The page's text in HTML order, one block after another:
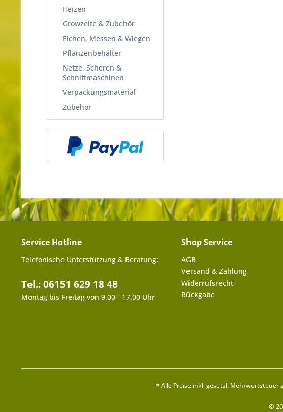
Heizen
Growzelte & Zubehör
Eichen, Messen & Wiegen
Pflanzenbehälter
Netze, Scheren &
Schnittmaschinen
Verpackungsmaterial
Zubehör
Service Hotline
Telefonische Unterstützung & Beratung:
Tel.: 06151 629 18 48
Montag bis Freitag von 9.00 - 17.00 Uhr
Shop Service
AGB
Versand & Zahlung
Widerrufsrecht
Rückgabe
* Alle Preise inkl. gesetzl. Mehrwertsteuer
©